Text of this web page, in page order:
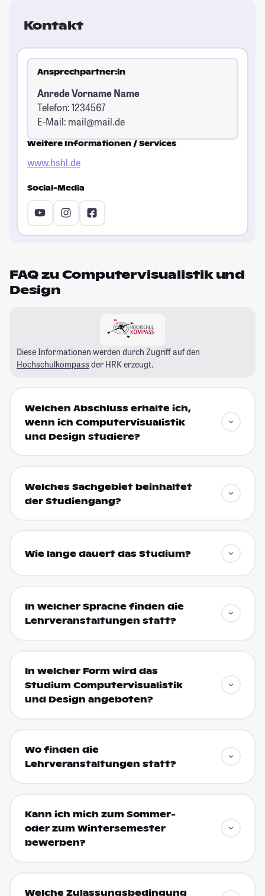
Kontakt
Ansprechpartner:in
Anrede Vorname Name
Telefon: 1234567
E-Mail: mail@mail.de
Weitere Informationen / Services
www.hshl.de
Social-Media
FAQ zu Computervisualistik und
Design
Diese Informationen werden durch Zugriff auf den
Hochschulkompass der HRK erzeugt.
Welchen Abschluss erhalte ich,
wenn ich Computervisualistik
und Design studiere?
Welches Sachgebiet beinhaltet
der Studiengang?
Wie lange dauert das Studium?
In welcher Sprache finden die
Lehrveranstaltungen statt?
In welcher Form wird das
Studium Computervisualistik
und Design angeboten?
Wo finden die
Lehrveranstaltungen statt?
Kann ich mich zum Sommer-
oder zum Wintersemester
bewerben?
Welche Zulassungsbedingung